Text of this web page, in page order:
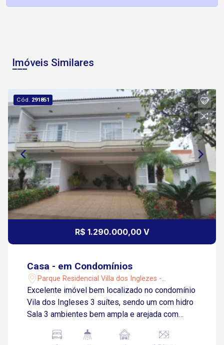
Imóveis Similares
Cód. 291851
R$ 1.290.000,00 V
Casa - em Condomínios
Parque Residencial Villa dos Inglezes -
Sorocaba/SP
Excelente imóvel bem localizado no condomínio
Vila dos Ingleses 3 suítes, sendo um com hidro
Sala 3 ambientes bem ampla e arejada com
com box blindex Quintal com espaço gourmet